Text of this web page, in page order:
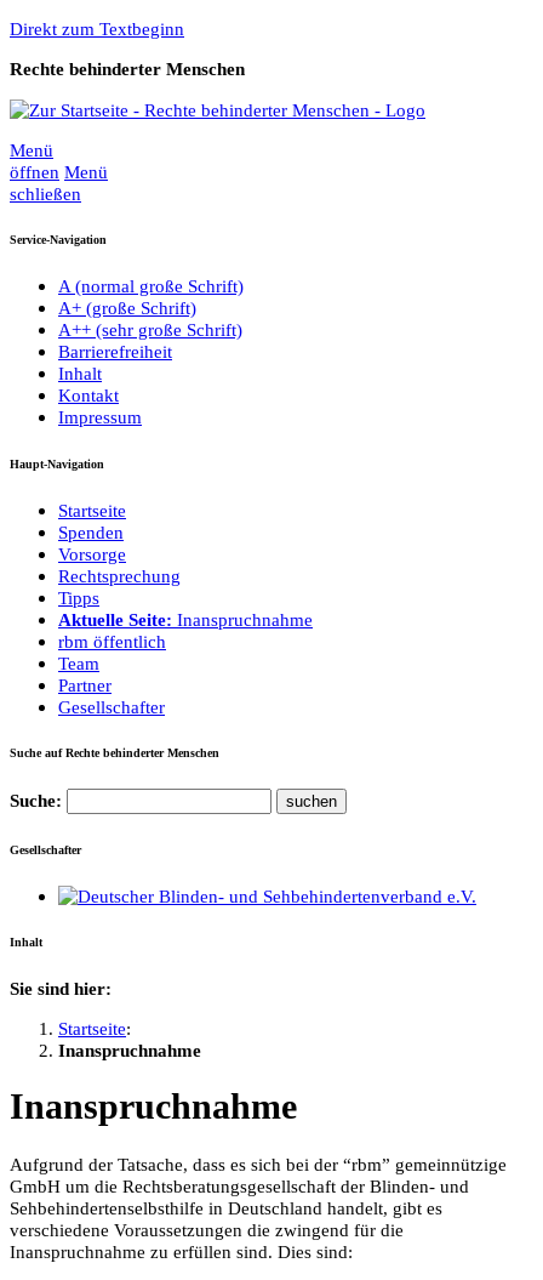
Direkt zum Textbeginn
Rechte behinderter Menschen
Menü
öffnen Menü
schließen
Service-Navigation
A (normal große Schrift)
A+ (große Schrift)
A++ (sehr große Schrift)
Barrierefreiheit
Inhalt
Kontakt
Impressum
Haupt-Navigation
Startseite
Spenden
Vorsorge
Rechtsprechung
Tipps
Aktuelle Seite: Inanspruchnahme
rbm öffentlich
Team
Partner
Gesellschafter
Suche auf Rechte behinderter Menschen
Suche:
Gesellschafter
Inhalt
Sie sind hier:
Startseite:
Inanspruchnahme
Inanspruchnahme
Aufgrund der Tatsache, dass es sich bei der “rbm” gemeinnützige
GmbH um die Rechtsberatungsgesellschaft der Blinden- und
Sehbehindertenselbsthilfe in Deutschland handelt, gibt es
verschiedene Voraussetzungen die zwingend für die
Inanspruchnahme zu erfüllen sind. Dies sind: